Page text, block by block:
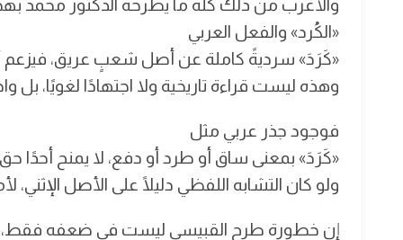
والأغرب من ذلك كله ما يطرحه الدكتور محمد
«الكُرد» والفعل العربي
«كَرَدَ» سرديةً كاملة عن أصل شعبٍ عريق، فيزعم
وهذه ليست قراءة تاريخية ولا اجتهادًا
فوجود جذر عربي مثل
«كَرَدَ» بمعنى ساق أو طرد أو دفع، لا يمنح أحدًا
ولو كان التشابه اللفظي دليلًا على الأصل
إن خطورة طرح القبيسي ليست في ضعفه فقط،